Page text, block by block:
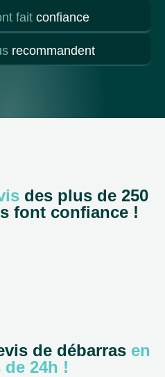
fait confiance
recommandent
des plus de 250
font confiance !
de débarras en
24h !